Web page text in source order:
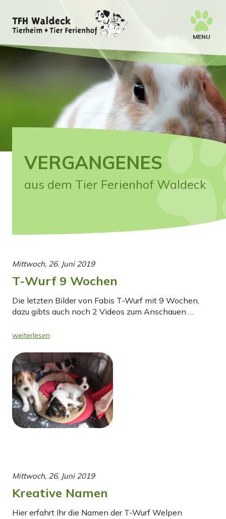
MENU
VERGANGENES
aus dem Tier Ferienhof Waldeck
Mittwoch, 26. Juni 2019
T-Wurf 9 Wochen
Die letzten Bilder von Fabis T-Wurf mit 9 Wochen,
dazu gibts auch noch 2 Videos zum Anschauen …
weiterlesen
Mittwoch, 26. Juni 2019
Kreative Namen
Hier erfahrt Ihr die Namen der T-Wurf Welpen